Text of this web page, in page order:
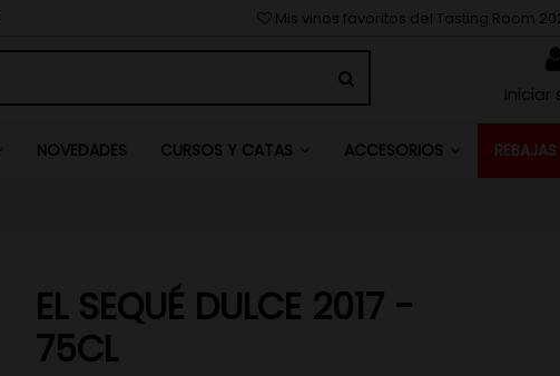
Mis vinos favoritos del Tasting Room
Iniciar
NOVEDADES CURSOS Y CATAS ACCESORIOS REBAJAS
EL SEQUÉ DULCE 2017 -
75CL